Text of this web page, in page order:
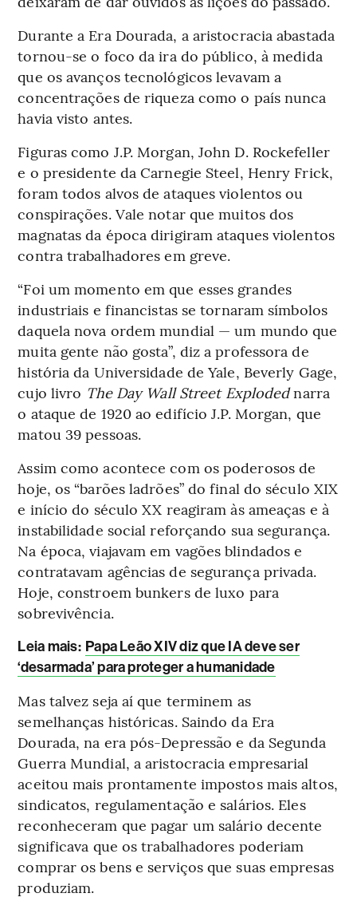
Durante a Era Dourada, a aristocracia abastada
tornou-se o foco da ira do público, à medida
que os avanços tecnológicos levavam a
concentrações de riqueza como o país nunca
havia visto antes.
Figuras como J.P. Morgan, John D. Rockefeller
e o presidente da Carnegie Steel, Henry Frick,
foram todos alvos de ataques violentos ou
conspirações. Vale notar que muitos dos
magnatas da época dirigiram ataques violentos
contra trabalhadores em greve.
“Foi um momento em que esses grandes
industriais e financistas se tornaram símbolos
daquela nova ordem mundial — um mundo que
muita gente não gosta”, diz a professora de
história da Universidade de Yale, Beverly Gage,
cujo livro The Day Wall Street Explodednarra
o ataque de 1920 ao edifício J.P. Morgan, que
matou 39 pessoas.
Assim como acontece com os poderosos de
hoje, os “barões ladrões” do final do século XIX
e início do século XX reagiram às ameaças e à
instabilidade social reforçando sua segurança.
Na época, viajavam em vagões blindados e
contratavam agências de segurança privada.
Hoje, constroem bunkers de luxo para
sobrevivência.
Leia mais: Papa Leão XIV diz que IA deve ser
‘desarmada’ para proteger a humanidade
Mas talvez seja aí que terminem as
semelhanças históricas. Saindo da Era
Dourada, na era pós-Depressão e da Segunda
Guerra Mundial, a aristocracia empresarial
aceitou mais prontamente impostos mais altos,
sindicatos, regulamentação e salários. Eles
reconheceram que pagar um salário decente
significava que os trabalhadores poderiam
comprar os bens e serviços que suas empresas
produziam.